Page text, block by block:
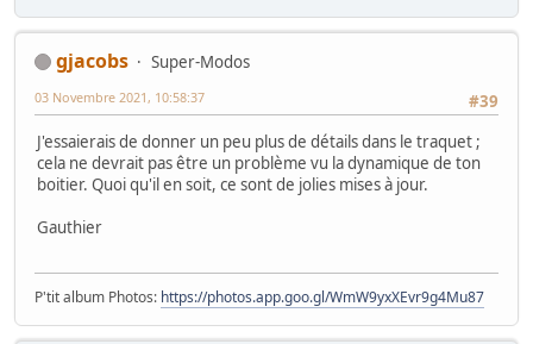
gjacobs
Super-Modos
#39
03 Novembre 2021, 10:58:37
J'essaierais de donner un peu plus de détails dans le traquet ;
cela ne devrait pas être un problème vu la dynamique de ton
boitier. Quoi qu'il en soit, ce sont de jolies mises à jour.
Gauthier
P'tit album Photos: https://photos.app.goo.gl/WmW9yxXEvr9g4Mu87